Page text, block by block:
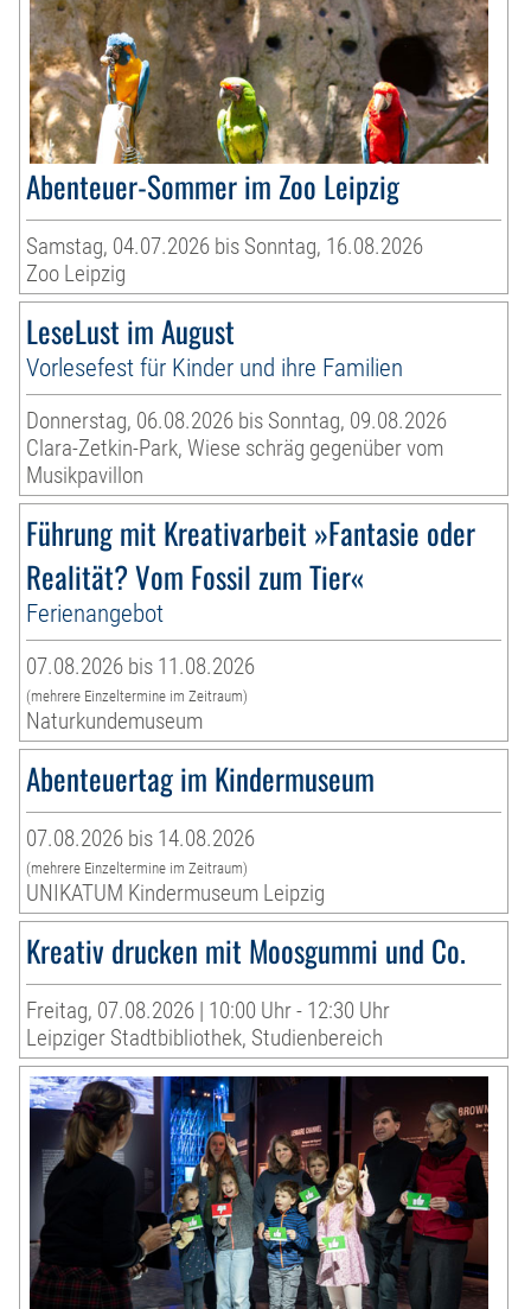
Abenteuer-Sommer im Zoo Leipzig
Samstag, 04.07.2026 bis Sonntag, 16.08.2026
Zoo Leipzig
LeseLust im August
Vorlesefest für Kinder und ihre Familien
Donnerstag, 06.08.2026 bis Sonntag, 09.08.2026
Clara-Zetkin-Park, Wiese schräg gegenüber vom
Musikpavillon
Führung mit Kreativarbeit »Fantasie oder
Realität? Vom Fossil zum Tier«
Ferienangebot
07.08.2026 bis 11.08.2026
(mehrere Einzeltermine im Zeitraum)
Naturkundemuseum
Abenteuertag im Kindermuseum
07.08.2026 bis 14.08.2026
(mehrere Einzeltermine im Zeitraum)
UNIKATUM Kindermuseum Leipzig
Kreativ drucken mit Moosgummi und Co.
Freitag, 07.08.2026 | 10:00 Uhr - 12:30 Uhr
Leipziger Stadtbibliothek, Studienbereich